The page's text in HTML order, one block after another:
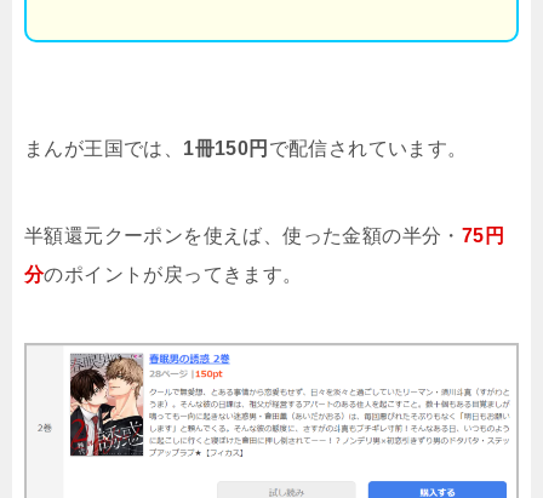
まんが王国では、 1冊150円 で配信されています。
半額還元クーポンを使えば、使った金額の半分・ 75円
分のポイントが戻ってきます。